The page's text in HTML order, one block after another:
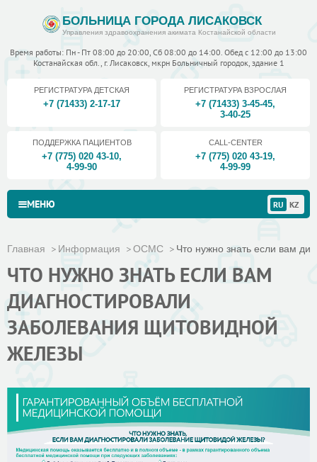
БОЛЬНИЦА ГОРОДА ЛИСАКОВСК
Управления здравоохранения акимата Костанайской области
Время работы: Пн - Пт 08:00 до 20:00, Сб 08:00 до 14:00. Обед с 12:00 до 13:00
Костанайская обл., г. Лисаковск, мкрн Больничный городок, здание 1
РЕГИСТРАТУРА ДЕТСКАЯ
+7 (71433) 2-17-17
РЕГИСТРАТУРА ВЗРОСЛАЯ
+7 (71433) 3-45-45,
3-40-25
ПОДДЕРЖКА ПАЦИЕНТОВ
+7 (775) 020 43-10,
4-99-90
CALL-CENTER
+7 (775) 020 43-19,
4-99-99
МЕНЮ RU KZ
Главная Информация ОСМС Что нужно знать если вам
ЧТО НУЖНО ЗНАТЬ ЕСЛИ ВАМ
ДИАГНОСТИРОВАЛИ
ЗАБОЛЕВАНИЯ ЩИТОВИДНОЙ
ЖЕЛЕЗЫ